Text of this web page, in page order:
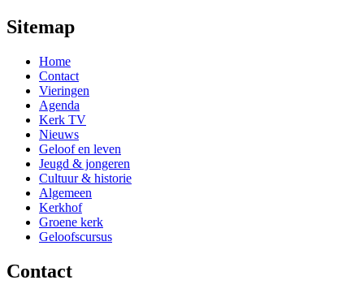
Sitemap
Home
Contact
Vieringen
Agenda
Kerk TV
Nieuws
Geloof en leven
Jeugd & jongeren
Cultuur & historie
Algemeen
Kerkhof
Groene kerk
Geloofscursus
Contact